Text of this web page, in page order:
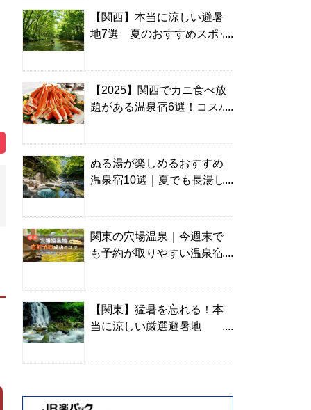
【関西】本当に涼しい避暑
地7選 夏のおすすめスポッ
【2025】関西でカニ食べ放
題がある温泉宿6選！コスパ
ぬる湯が楽しめるおすすめ
温泉宿10選｜夏でも長湯し
関東の穴場温泉｜今週末で
も予約が取りやすい温泉宿
【関東】猛暑を忘れる！本
当に涼しい厳選避暑地